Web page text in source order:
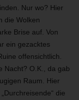
Nur wo? Hier
die Wolken
Brise auf. Von
ein gezacktes
offensichtlich.
Nacht? O.K., da gab
Raum. Hier
die